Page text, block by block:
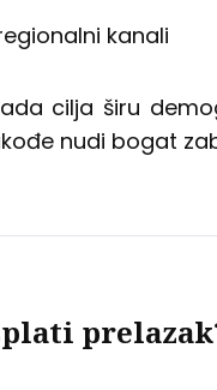
kanali
cilja širu
nudi bogat